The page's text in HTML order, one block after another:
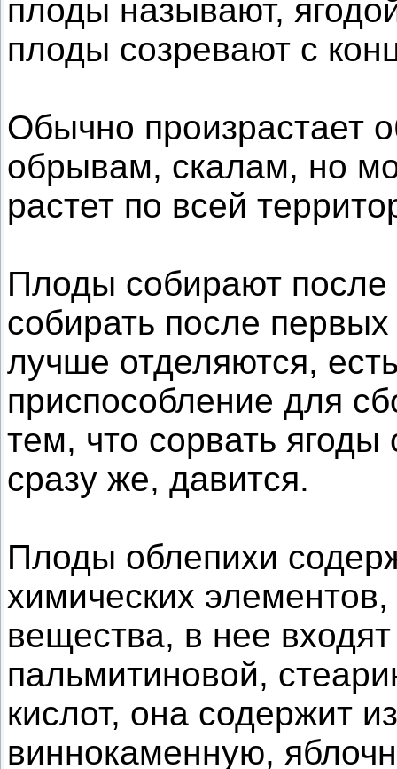
плоды называют,
плоды созревают с
Обычно произрастает
обрывам, скалам, но
растет по всей
Плоды собирают
собирать после
лучше отделяются,
приспособление для
тем, что сорвать ягоды
сразу же, давится.
Плоды облепихи
химических
вещества, в нее
пальмитиновой,
кислот, она содержит
виннокаменную,